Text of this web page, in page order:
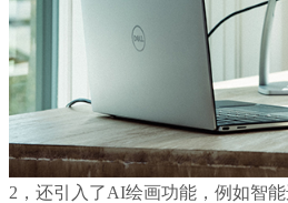
2，还引入了AI绘画功能，例如智